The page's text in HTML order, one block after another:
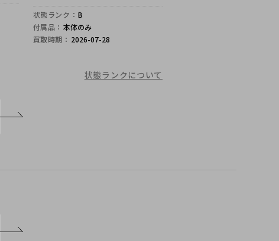
状態ランク： B
付属品： 本体のみ
買取時期： 2026-07-28
状態ランクについて